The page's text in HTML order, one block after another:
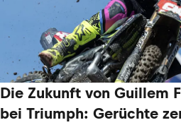
Die Zukunft von Guillem
bei Triumph: Gerüchte